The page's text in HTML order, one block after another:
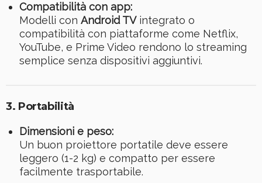
Compatibilità con app:
Modelli con Android TVintegrato o
compatibilità con piattaforme come Netflix,
YouTube, e Prime Video rendono lo streaming
semplice senza dispositivi aggiuntivi.
3. Portabilità
Dimensioni e peso:
Un buon proiettore portatile deve essere
leggero (1-2 kg) e compatto per essere
facilmente trasportabile.